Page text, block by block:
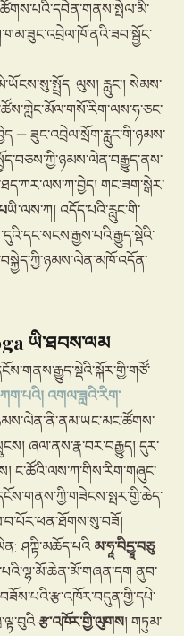
ལུས། རླུང་། སེམས་
— ཟུང་འབྲེལ་སྲོག་རླུང་གི་ཉམས་
གང་ཟག་སྒེར་
ཡི་ལས་ཀ། འདོད་པའི་རླུང་གི་
ཡི་ཐབས་ལམ
འགལ་ཟླའི་རིག་
ཞལ་ནས་རྣ་བར་བརྒྱུད། དུར་
ང་ཚོའི་ལས་ཀ་གིས་རིག་གཞུང་
ཤཀྟི་མཆོད་པའི མ་ཧཱ་བིདྱཱ་བཅུ
ནུབ་
རྩ་འཁོར་གྱི་ལུགས། གཏུམ་